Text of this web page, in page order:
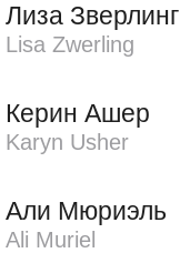
Лиза Зверлинг
Lisa Zwerling
Керин Ашер
Karyn Usher
Али Мюриэль
Ali Muriel